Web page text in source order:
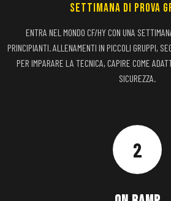
SETTIMANA DI PROVA
ENTRA NEL MONDO CF/HY CON UNA
PRINCIPIANTI. ALLENAMENTI IN PICCOLI GRUPPI,
PER IMPARARE LA TECNICA, CAPIRE COME
SICUREZZA.
2